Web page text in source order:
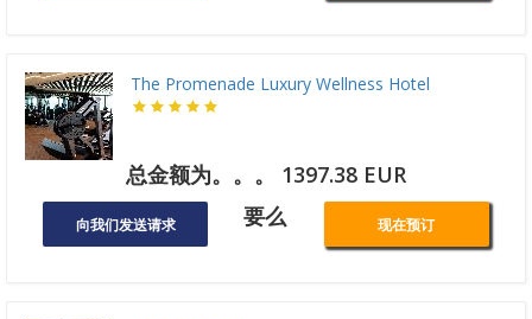
The Promenade Luxury Wellness Hotel
总金额为。。。 1397.38 EUR
向我们发送请求 要么 现在预订